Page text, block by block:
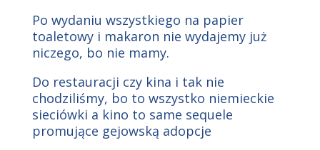
Po wydaniu wszystkiego na papier
toaletowy i makaron nie wydajemy już
niczego, bo nie mamy.
Do restauracji czy kina i tak nie
chodziliśmy, bo to wszystko niemieckie
sieciówki a kino to same sequele
promujące gejowską adopcje